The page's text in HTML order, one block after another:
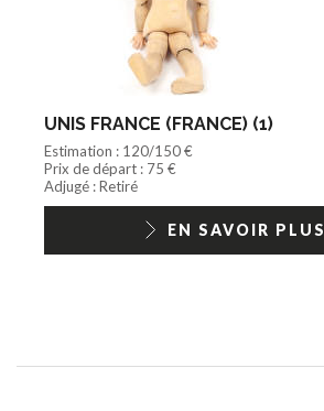
UNIS FRANCE (FRANCE) (1)
Estimation : 120/150 €
Prix de départ : 75 €
Adjugé : Retiré
EN SAVOIR PLUS